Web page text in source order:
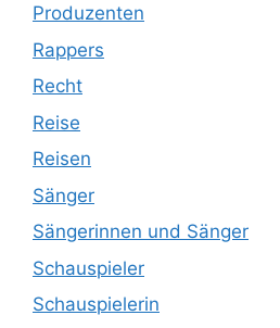
Produzenten
Rappers
Recht
Reise
Reisen
Sänger
Sängerinnen und Sänger
Schauspieler
Schauspielerin